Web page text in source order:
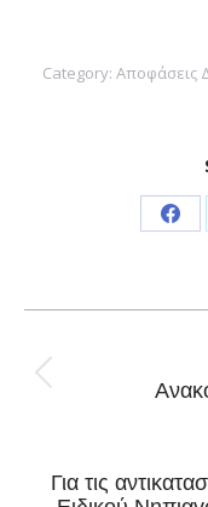
Category: Αποφάσεις
navigation
Για τις